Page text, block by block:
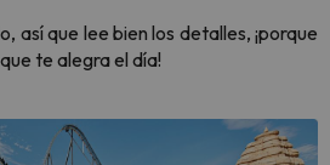
así que lee bien los detalles, ¡porque
te alegra el día!